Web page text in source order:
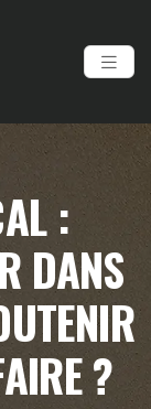
:
DANS
?